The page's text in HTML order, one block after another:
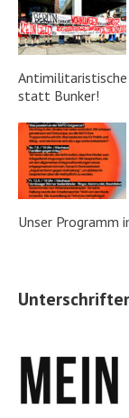
statt Bunker!
Unser Programm